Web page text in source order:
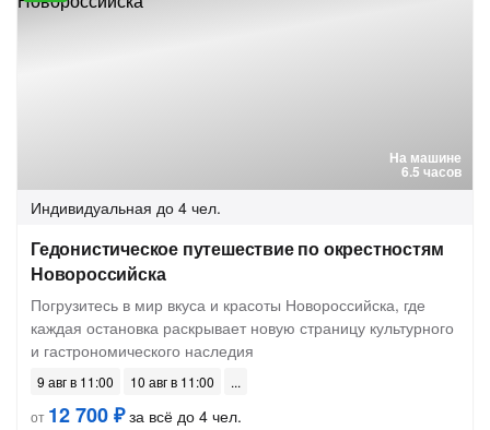
На машине
6.5 часов
Индивидуальная до 4 чел.
Гедонистическое путешествие по окрестностям
Новороссийска
Погрузитесь в мир вкуса и красоты Новороссийска, где
каждая остановка раскрывает новую страницу культурного
и гастрономического наследия
9 авг в 11:00
10 авг в 11:00
от 12 700 ₽за всё до 4 чел.